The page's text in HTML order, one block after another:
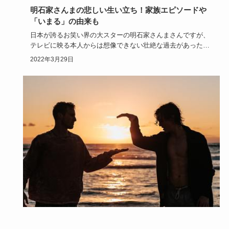
明石家さんまの悲しい生い立ち！家族エピソードや
「いまる」の由来も
日本が誇るお笑い界の大スターの明石家さんまさんですが、
テレビに映る本人からは想像できない壮絶な過去があったと
いうことをご存…
2022年3月29日